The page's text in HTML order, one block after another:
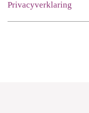
Privacyverklaring